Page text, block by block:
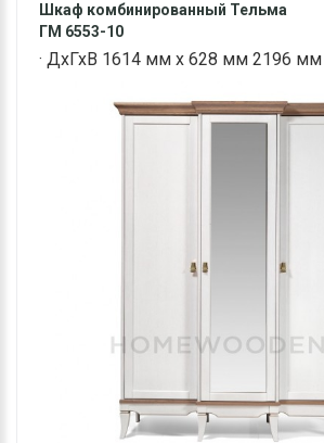
Шкаф комбинированный Тельма
ГМ 6553-10
· ДхГхВ 1614 мм х 628 мм 2196 мм